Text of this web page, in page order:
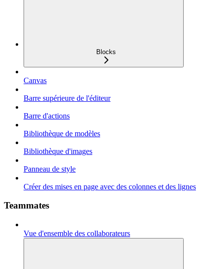
Blocks
Canvas
Barre supérieure de l'éditeur
Barre d'actions
Bibliothèque de modèles
Bibliothèque d'images
Panneau de style
Créer des mises en page avec des colonnes et des lignes
Teammates
Vue d'ensemble des collaborateurs